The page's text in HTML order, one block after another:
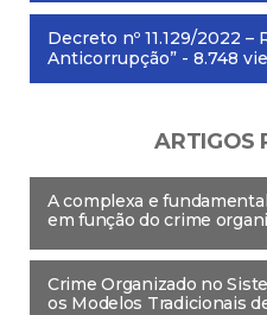
Decreto nº 11.129/2022
Anticorrupção” - 8.748
ARTIGOS
A complexa e
em função do crime
Crime Organizado no
os Modelos Tradicionais